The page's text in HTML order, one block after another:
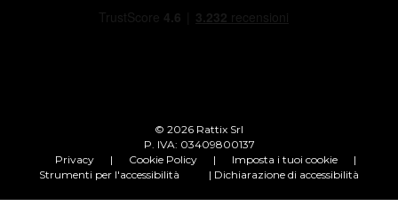
© 2026 Rattix Srl
P. IVA: 03409800137
Privacy
| Cookie Policy | Imposta i tuoi cookie
|
Strumenti per l'accessibilità
| Dichiarazione di accessibilità